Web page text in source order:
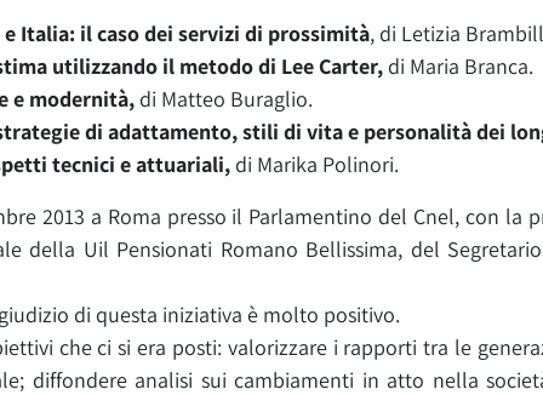
Italia: il caso dei servizi di prossimità, di Letizia
utilizzando il metodo di Lee Carter, di Maria Branca.
e modernità, di Matteo Buraglio.
di adattamento, stili di vita e personalità dei
tecnici e attuariali, di Marika Polinori.
2013 a Roma presso il Parlamentino del Cnel, con la
della Uil Pensionati Romano Bellissima, del
di questa iniziativa è molto positivo.
che ci si era posti: valorizzare i rapporti tra le
diffondere analisi sui cambiamenti in atto nella